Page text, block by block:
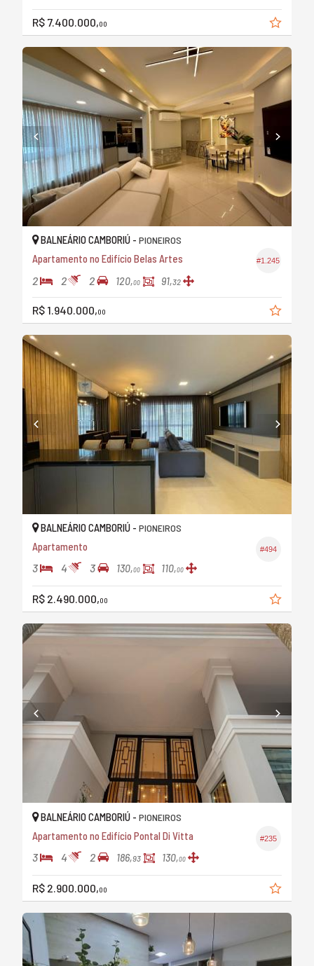
R$ 7.400.000,00
#1.245
BALNEÁRIO CAMBORIÚ - PIONEIROS
Apartamento no Edifício Belas Artes
2 2 2 120,00 91,32
R$ 1.940.000,00
#494
BALNEÁRIO CAMBORIÚ - PIONEIROS
Apartamento
3 4 3 130,00 110,00
R$ 2.490.000,00
#235
BALNEÁRIO CAMBORIÚ - PIONEIROS
Apartamento no Edifício Pontal Di Vitta
3 4 2 186,93 130,00
R$ 2.900.000,00